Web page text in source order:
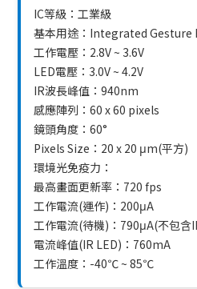
IC等級：工業級
基本用途：Integrated
工作電壓：2.8V ~ 3.6V
LED電壓：3.0V ~ 4.2V
IR波長峰值：940nm
感應陣列：60 x 60 pixels
鏡頭角度：60°
Pixels Size：20 x 20 μm(平方)
環境光免疫力：
最高畫面更新率：720 fps
工作電流(運作)：200μA
工作電流(待機)：790μA(不包含
電流峰值(IR LED)：760mA
工作溫度：-40℃ ~ 85℃